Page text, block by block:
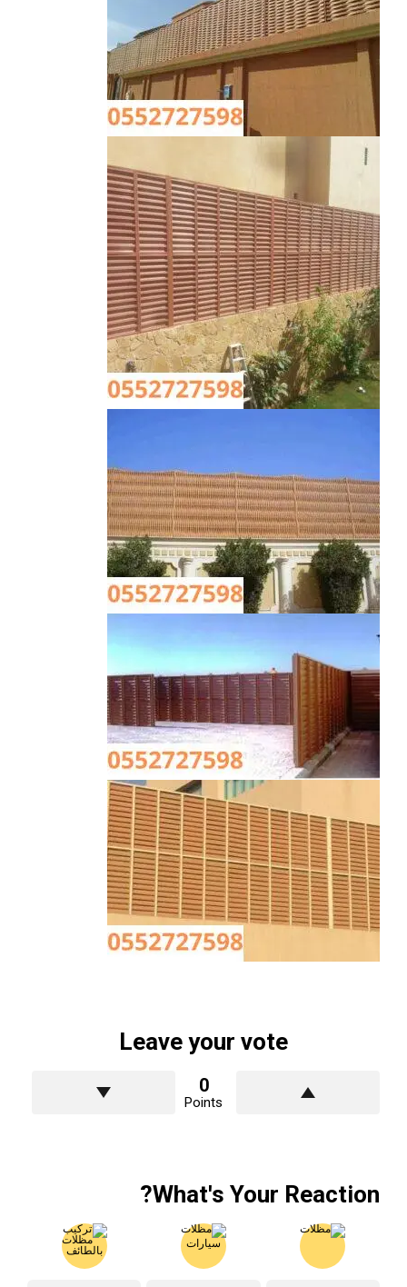
Leave your vote
0
Points
What's Your Reaction?